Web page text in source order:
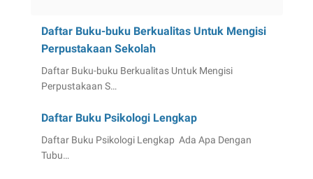
Daftar Buku-buku Berkualitas Untuk Mengisi
Perpustakaan Sekolah
Daftar Buku-buku Berkualitas Untuk Mengisi
Perpustakaan S…
Daftar Buku Psikologi Lengkap
Daftar Buku Psikologi Lengkap Ada Apa Dengan
Tubu…